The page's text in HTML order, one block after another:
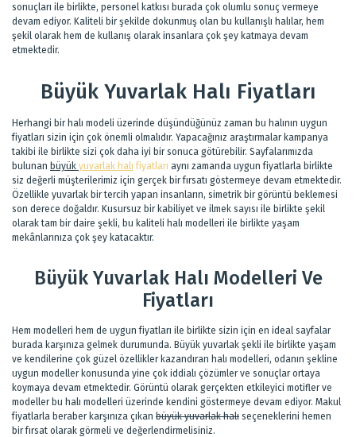
sonuçları ile birlikte, personel katkısı burada çok olumlu sonuç vermeye
devam ediyor. Kaliteli bir şekilde dokunmuş olan bu kullanışlı halılar, hem
şekil olarak hem de kullanış olarak insanlara çok şey katmaya devam
etmektedir.
Büyük Yuvarlak Halı Fiyatları
Herhangi bir halı modeli üzerinde düşündüğünüz zaman bu halının uygun
fiyatları sizin için çok önemli olmalıdır. Yapacağınız araştırmalar kampanya
takibi ile birlikte sizi çok daha iyi bir sonuca götürebilir. Sayfalarımızda
bulunan büyük yuvarlak halı fiyatları aynı zamanda uygun fiyatlarla birlikte
siz değerli müşterilerimiz için gerçek bir fırsatı göstermeye devam etmektedir.
Özellikle yuvarlak bir tercih yapan insanların, simetrik bir görüntü beklemesi
son derece doğaldır. Kusursuz bir kabiliyet ve ilmek sayısı ile birlikte şekil
olarak tam bir daire şekli, bu kaliteli halı modelleri ile birlikte yaşam
mekânlarınıza çok şey katacaktır.
Büyük Yuvarlak Halı Modelleri Ve
Fiyatları
Hem modelleri hem de uygun fiyatları ile birlikte sizin için en ideal sayfalar
burada karşınıza gelmek durumunda. Büyük yuvarlak şekli ile birlikte yaşam
ve kendilerine çok güzel özellikler kazandıran halı modelleri, odanın şekline
uygun modeller konusunda yine çok iddialı çözümler ve sonuçlar ortaya
koymaya devam etmektedir. Görüntü olarak gerçekten etkileyici motifler ve
modeller bu halı modelleri üzerinde kendini göstermeye devam ediyor. Makul
fiyatlarla beraber karşınıza çıkan büyük yuvarlak halı seçeneklerini hemen
bir fırsat olarak görmeli ve değerlendirmelisiniz.